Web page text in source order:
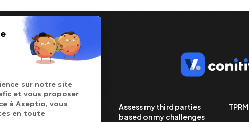
Assess My Organization
Assess my third parties
based on my challenges